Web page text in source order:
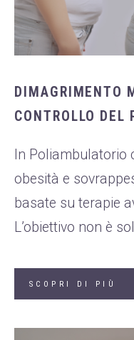
DIMAGRIMENTO
CONTROLLO DEL
In Poliambulatorio
obesità e
basate su terapie
L’obiettivo non è
SCOPRI DI PIÙ